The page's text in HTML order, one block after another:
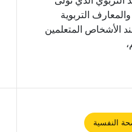
التربوية
الأشخاص المتعلمين
النفسية